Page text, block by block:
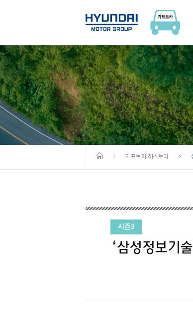
기프트카 히스토리
시즌3
‘삼성정보기